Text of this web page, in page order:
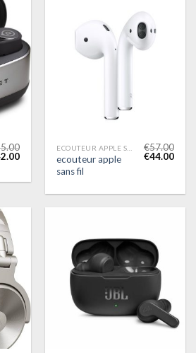
ecouteur apple
sans fil
€57.00
€44.00